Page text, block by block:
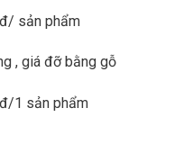
sản phẩm
, giá đỡ bằng gỗ
1 sản phẩm